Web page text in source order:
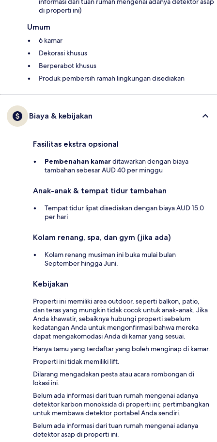
di properti ini)
Umum
6 kamar
Dekorasi khusus
Berperabot khusus
Produk pembersih ramah lingkungan disediakan
Biaya & kebijakan
Fasilitas ekstra opsional
Pembenahan kamarditawarkan dengan biaya
tambahan sebesar AUD 40 per minggu
Anak-anak & tempat tidur tambahan
Tempat tidur lipat disediakan dengan biaya AUD 15.0
per hari
Kolam renang, spa, dan gym (jika ada)
Kolam renang musiman ini buka mulai bulan
September hingga Juni.
Kebijakan
Properti ini memiliki area outdoor, seperti balkon, patio,
dan teras yang mungkin tidak cocok untuk anak-anak. Jika
Anda khawatir, sebaiknya hubungi properti sebelum
kedatangan Anda untuk mengonfirmasi bahwa mereka
dapat mengakomodasi Anda di kamar yang sesuai.
Hanya tamu yang terdaftar yang boleh menginap di kamar.
Properti ini tidak memiliki lift.
Dilarang mengadakan pesta atau acara rombongan di
lokasi ini.
Belum ada informasi dari tuan rumah mengenai adanya
detektor karbon monoksida di properti ini; pertimbangkan
untuk membawa detektor portabel Anda sendiri.
Belum ada informasi dari tuan rumah mengenai adanya
detektor asap di properti ini.